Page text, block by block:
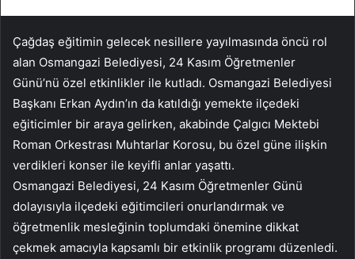
Çağdaş eğitimin gelecek nesillere yayılmasında öncü rol
alan Osmangazi Belediyesi, 24 Kasım Öğretmenler
Günü’nü özel etkinlikler ile kutladı. Osmangazi Belediyesi
Başkanı Erkan Aydın’ın da katıldığı yemekte ilçedeki
eğiticimler bir araya gelirken, akabinde Çalgıcı Mektebi
Roman Orkestrası Muhtarlar Korosu, bu özel güne ilişkin
verdikleri konser ile keyifli anlar yaşattı.
Osmangazi Belediyesi, 24 Kasım Öğretmenler Günü
dolayısıyla ilçedeki eğitimcileri onurlandırmak ve
öğretmenlik mesleğinin toplumdaki önemine dikkat
çekmek amacıyla kapsamlı bir etkinlik programı düzenledi.